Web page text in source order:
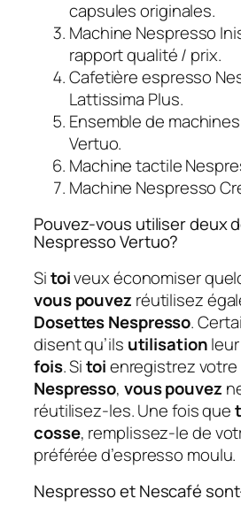
capsules originales.
Machine Nespresso
rapport qualité / prix.
Cafetière espresso
Lattissima Plus.
Ensemble de
Vertuo.
Machine tactile
Machine Nespresso
Pouvez-vous utiliser deux
Nespresso Vertuo?
Sitoiveux économiser
vous pouvez réutilisez
Dosettes Nespresso.
disent qu’ils utilisationleur
fois. Sitoienregistrez
Nespresso, vous pouvez
réutilisez-les. Une fois que
cosse, remplissez-le de
préférée d’espresso moulu.
Nespresso et Nescafé